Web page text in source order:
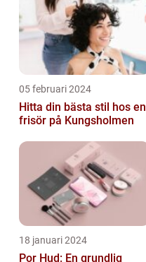
05 februari 2024
Hitta din bästa stil hos en
frisör på Kungsholmen
18 januari 2024
Por Hud: En grundlig